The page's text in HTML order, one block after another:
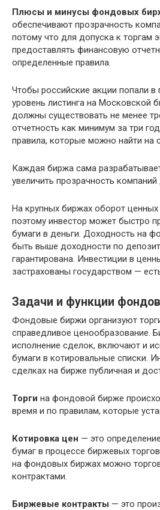
Плюсы и минусы фондовых
обеспечивают прозрачность
потому что для допуска к торгам
предоставлять финансовую
определенные правила.
Чтобы российские акции попали в
уровень листинга на Московской
должны существовать не менее
отчетность как минимум за три
правила, которые можно найти на
Каждая биржа сама
увеличить прозрачность
На крупных биржах оборот
поэтому инвестор может быстро
бумаги в деньги. Доходность на
быть выше доходности по
гарантирована. Инвестиции в
застрахованы государством —
Задачи и функции
Фондовые биржи организуют
справедливое ценообразование.
исполнение сделок, включают и
бумаги в котировальные списки.
сделках на бирже публичная и
Торги на фондовой бирже
время и по правилам, которые
Котировка цен — это
бумаг в процессе биржевых
на фондовых биржах можно
контрактами.
Биржевые контракты — это